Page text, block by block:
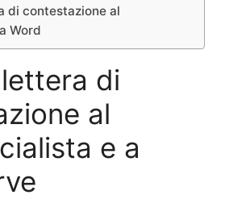
di contestazione al
Word
lettera di
al
e a